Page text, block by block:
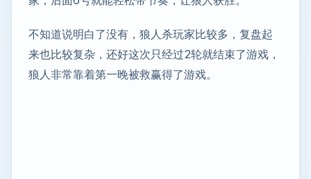
不知道说明白了没有，狼人杀玩家比较多，复盘起
来也比较复杂，还好这次只经过2轮就结束了游戏，
狼人非常靠着第一晚被救赢得了游戏。